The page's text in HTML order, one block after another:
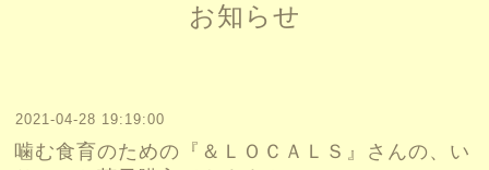
お知らせ
2021-04-28 19:19:00
噛む食育のための『＆ＬＯＣＡＬＳ』さんの、い